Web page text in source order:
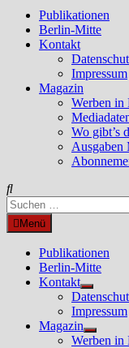
Publikationen
Berlin-Mitte
Kontakt
Impressum
Magazin
Werben
Wo gibt’s
Suchen
nach:Menü
Publikationen
Berlin-Mitte
Kontakt
anzeigen
Impressum
Magazin
Werben